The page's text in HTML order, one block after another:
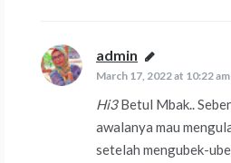
admin says:
March 17, 2022 at 10:22 am
Hi3Betul Mbak..
awalanya mau
setelah mengubek-